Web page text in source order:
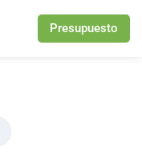
Presupuesto